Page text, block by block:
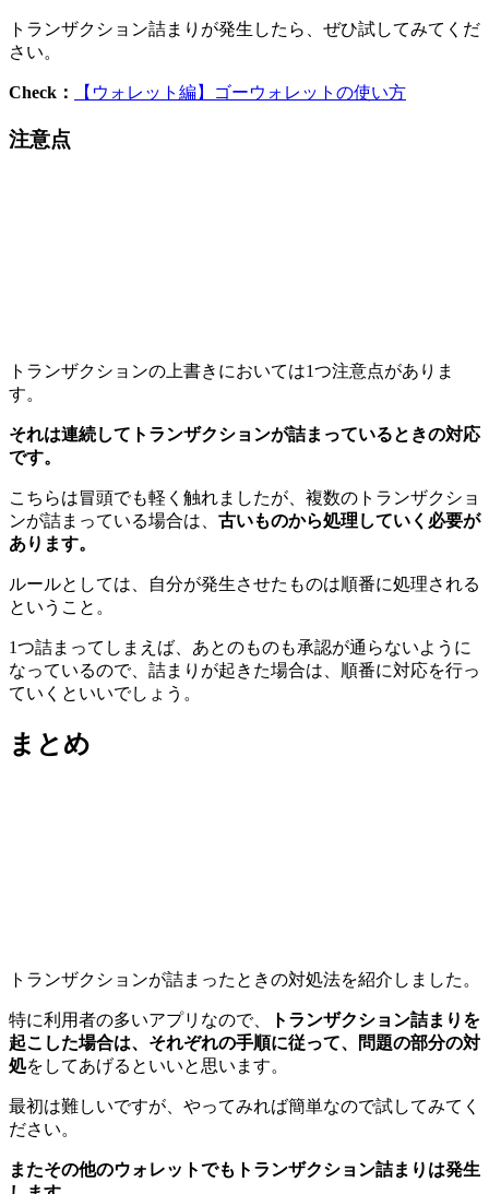
トランザクション詰まりが発生したら、ぜひ試してみてくだ
さい。
Check： 【ウォレット編】ゴーウォレットの使い方
注意点
トランザクションの上書きにおいては1つ注意点がありま
す。
それは連続してトランザクションが詰まっているときの対応
です。
こちらは冒頭でも軽く触れましたが、複数のトランザクショ
ンが詰まっている場合は、 古いものから処理していく必要が
あります。
ルールとしては、自分が発生させたものは順番に処理される
ということ。
1つ詰まってしまえば、あとのものも承認が通らないように
なっているので、詰まりが起きた場合は、順番に対応を行っ
ていくといいでしょう。
まとめ
トランザクションが詰まったときの対処法を紹介しました。
特に利用者の多いアプリなので、
トランザクション詰まりを
起こした場合は、それぞれの手順に従って、問題の部分の対
処をしてあげるといいと思います。
最初は難しいですが、やってみれば簡単なので試してみてく
ださい。
またその他のウォレットでもトランザクション詰まりは発生